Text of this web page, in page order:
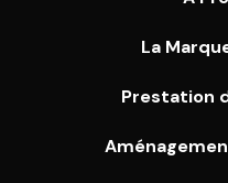
La
Prestation